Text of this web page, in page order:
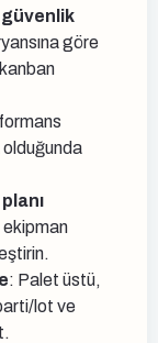
güvenlik
göre
ekipman
: Palet üstü,
lot ve